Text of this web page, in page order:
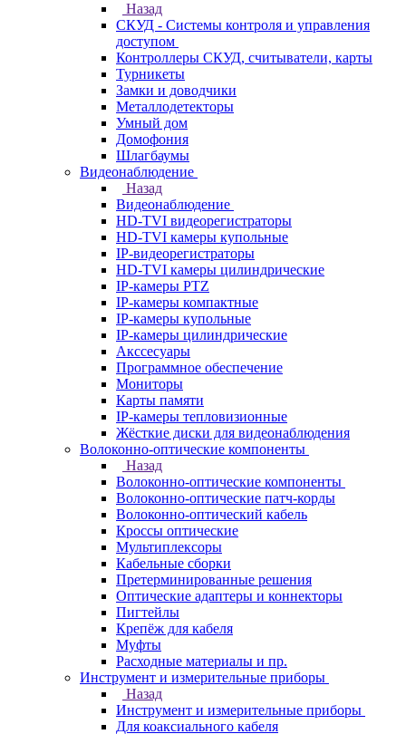
Назад
СКУД - Системы контроля и управления
доступом
Контроллеры СКУД, считыватели, карты
Турникеты
Замки и доводчики
Металлодетекторы
Умный дом
Домофония
Шлагбаумы
Видеонаблюдение
Назад
Видеонаблюдение
HD-TVI видеорегистраторы
HD-TVI камеры купольные
IP-видеорегистраторы
HD-TVI камеры цилиндрические
IP-камеры PTZ
IP-камеры компактные
IP-камеры купольные
IP-камеры цилиндрические
Акссесуары
Программное обеспечение
Мониторы
Карты памяти
IP-камеры тепловизионные
Жёсткие диски для видеонаблюдения
Волоконно-оптические компоненты
Назад
Волоконно-оптические компоненты
Волоконно-оптические патч-корды
Волоконно-оптический кабель
Кроссы оптические
Мультиплексоры
Кабельные сборки
Претерминированные решения
Оптические адаптеры и коннекторы
Пигтейлы
Крепёж для кабеля
Муфты
Расходные материалы и пр.
Инструмент и измерительные приборы
Назад
Инструмент и измерительные приборы
Для коаксиального кабеля